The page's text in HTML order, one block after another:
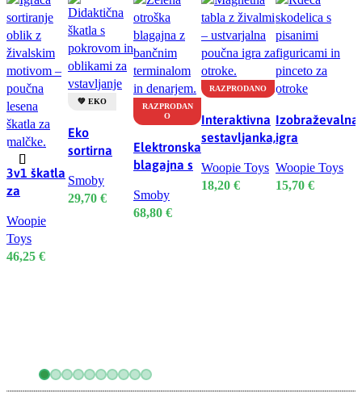
3v1 škatla
za
– kocke,
piramida
in slonček
Woopie
Toys
46,25 €
💚 EKO
Eko
sortirna
bioplastike,
12+ m
Smoby
29,70 €
RAZPRODAN
O
Elektronska
blagajna s
in tehtnico
Smoby
68,80 €
RAZPRODANO
Interaktivna
sestavljanka,
živali
Woopie Toys
18,20 €
Izobraževalna
igra
Sortiranje
dinozavrov
Woopie Toys
15,70 €